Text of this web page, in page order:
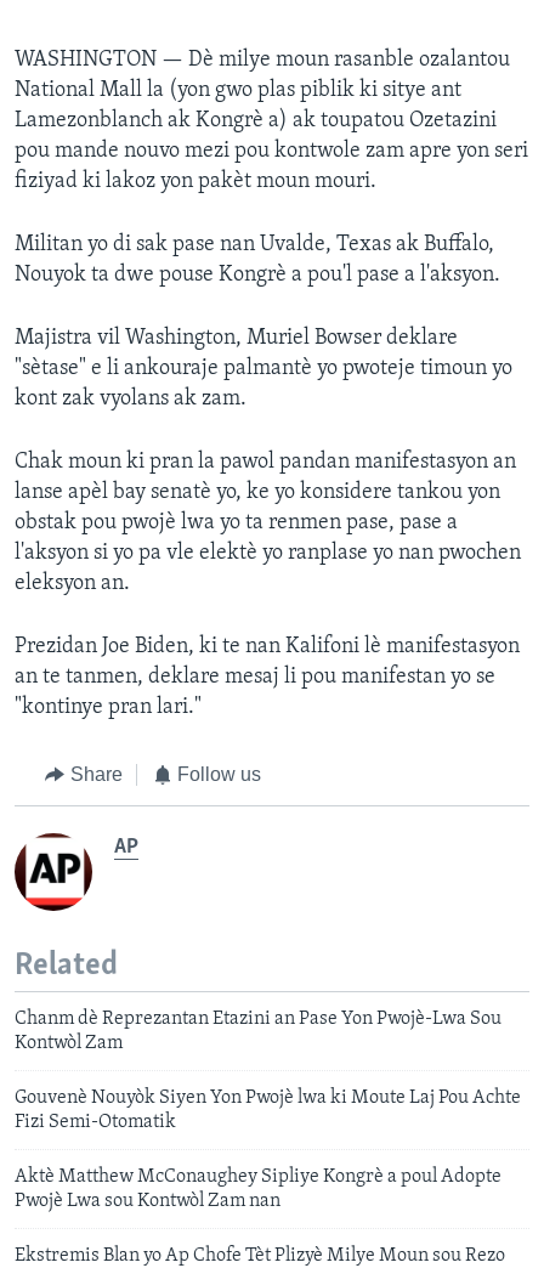
WASHINGTON — Dè milye moun rasanble ozalantou
National Mall la (yon gwo plas piblik ki sitye ant
Lamezonblanch ak Kongrè a) ak toupatou Ozetazini
pou mande nouvo mezi pou kontwole zam apre yon seri
fiziyad ki lakoz yon pakèt moun mouri.
Militan yo di sak pase nan Uvalde, Texas ak Buffalo,
Nouyok ta dwe pouse Kongrè a pou'l pase a l'aksyon.
Majistra vil Washington, Muriel Bowser deklare
"sètase" e li ankouraje palmantè yo pwoteje timoun yo
kont zak vyolans ak zam.
Chak moun ki pran la pawol pandan manifestasyon an
lanse apèl bay senatè yo, ke yo konsidere tankou yon
obstak pou pwojè lwa yo ta renmen pase, pase a
l'aksyon si yo pa vle elektè yo ranplase yo nan pwochen
eleksyon an.
Prezidan Joe Biden, ki te nan Kalifoni lè manifestasyon
an te tanmen, deklare mesaj li pou manifestan yo se
"kontinye pran lari."
Share Follow us
AP
Related
Chanm dè Reprezantan Etazini an Pase Yon Pwojè-Lwa Sou
Kontwòl Zam
Gouvenè Nouyòk Siyen Yon Pwojè lwa ki Moute Laj Pou Achte
Fizi Semi-Otomatik
Aktè Matthew McConaughey Sipliye Kongrè a poul Adopte
Pwojè Lwa sou Kontwòl Zam nan
Ekstremis Blan yo Ap Chofe Tèt Plizyè Milye Moun sou Rezo